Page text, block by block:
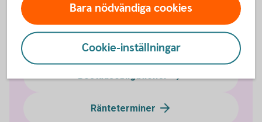
Företagsobligationer
Certifikat
Ränteterminer
Bara nödvändiga cookies
Cookie-inställningar